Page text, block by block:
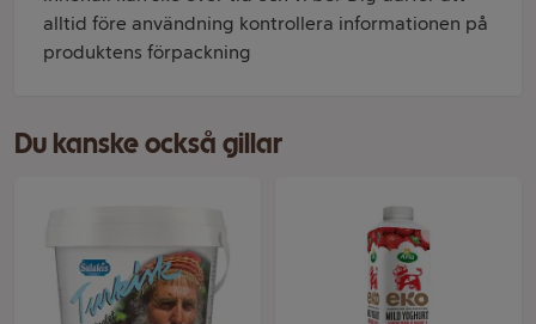
alltid före användning kontrollera informationen på
produktens förpackning
Du kanske också gillar